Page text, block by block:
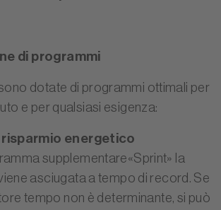
di programmi
dotate di programmi ottimali per
e per qualsiasi esigenza:
risparmio energetico
supplementare«Sprint» la
asciugata a tempo di record. Se
tempo non è determinante, si può